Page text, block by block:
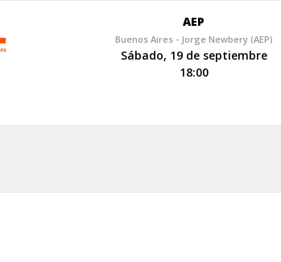
AEP
Buenos Aires - Jorge Newbery (AEP)
Sábado, 19 de septiembre
18:00